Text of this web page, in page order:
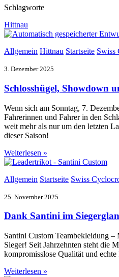
Schlagworte
Hittnau
Allgemein Hittnau Startseite Swiss
3. Dezember 2025
Schlosshügel, Showdown
Wenn sich am Sonntag, 7.
Fahrerinnen und Fahrer in den
weit mehr als nur um den letzten
dieser Saison!
Weiterlesen »
Allgemein Startseite Swiss
25. November 2025
Dank Santini im
Santini Custom Teambekleidung
Sieger! Seit Jahrzehnten steht die
kompromisslose Qualität und
Weiterlesen »